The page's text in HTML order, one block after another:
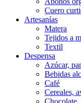
Cuero
Artesanías
Matera
Tejidos a
Textil
Despensa
Azúcar,
Bebidas
Café
Cereales,